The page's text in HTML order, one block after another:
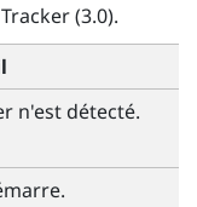
(3.0).
n'est détecté.